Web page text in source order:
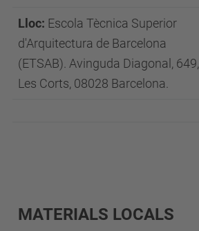
Lloc: Escola Tècnica Superior
d'Arquitectura de Barcelona
(ETSAB). Avinguda Diagonal, 649,
Les Corts, 08028 Barcelona.
MATERIALS LOCALS